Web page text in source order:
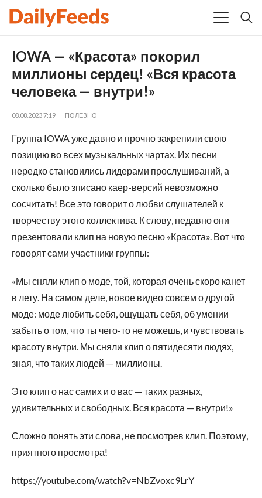
IOWA — «Красота» покорил
миллионы сердец! «Вся красота
человека — внутри!»
08.08.2023 7:19 ПОЛЕЗНО
Группа IOWA уже давно и прочно закрепили свою
позицию во всех музыкальных чартах. Их песни
нередко становились лидерами прослушиваний, а
сколько было зписано каер-версий невозможно
сосчитать! Все это говорит о любви слушателей к
творчеству этого коллектива. К слову, недавно они
презентовали клип на новую песню «Красота». Вот что
говорят сами участники группы:
«Мы сняли клип о моде, той, которая очень скоро канет
в лету. На самом деле, новое видео совсем о другой
моде: моде любить себя, ощущать себя, об умении
забыть о том, что ты чего-то не можешь, и чувствовать
красоту внутри. Мы сняли клип о пятидесяти людях,
зная, что таких людей — миллионы.
Это клип о нас самих и о вас — таких разных,
удивительных и свободных. Вся красота — внутри!»
Сложно понять эти слова, не посмотрев клип. Поэтому,
приятного просмотра!
https://youtube.com/watch?v=NbZvoxc9LrY